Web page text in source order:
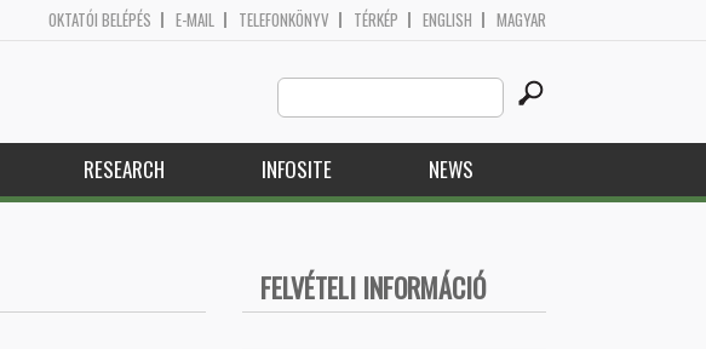
OKTATÓI BELÉPÉS E-MAIL TELEFONKÖNYV TÉRKÉP ENGLISH MAGYAR
Search
this
site
RESEARCH INFOSITE NEWS
FELVÉTELI INFORMÁCIÓ